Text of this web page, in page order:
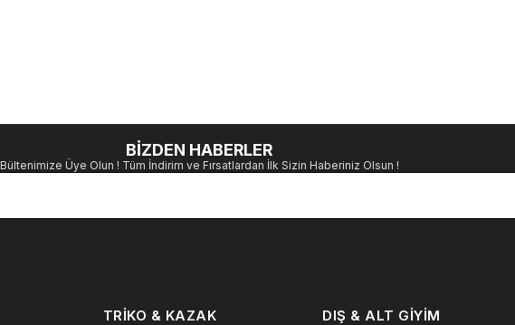
BİZDEN HABERLER
Bültenimize Üye Olun ! Tüm İndirim ve Fırsatlardan İlk Sizin Haberiniz Olsun !
TRIKO & KAZAK DIŞ & ALT GIYIM